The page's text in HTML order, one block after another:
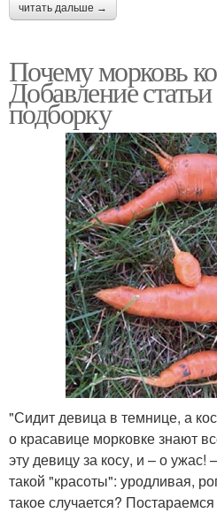
читать дальше →
Почему морковь
Добавление
подборку
"Сидит девица в темнице, а
о красавице морковке знают
эту девицу за косу, и – о ужас!
такой "красоты": уродливая,
такое случается? Постараемся